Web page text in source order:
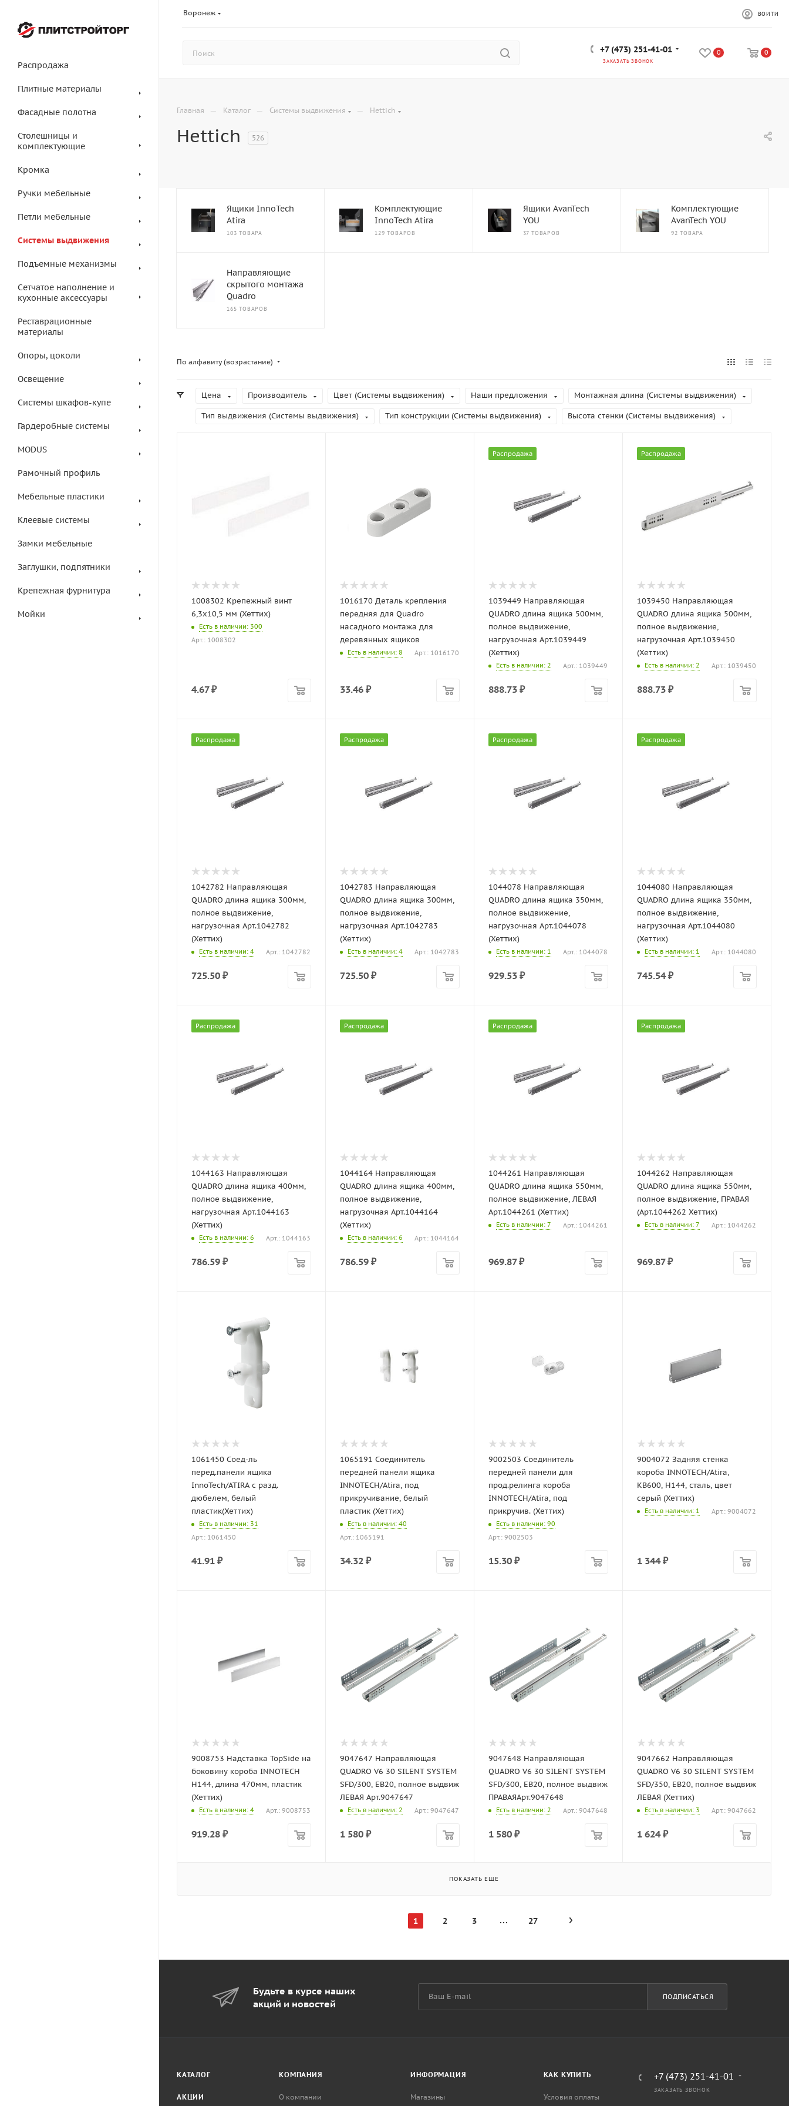
Воронеж ВОЙТИ
+7 (473) 251-41-01
ЗАКАЗАТЬ ЗВОНОК
0 0
Распродажа
Плитные материалы
Фасадные полотна
Столешницы и
комплектующие
Кромка
Ручки мебельные
Петли мебельные
Системы выдвижения
Подъемные механизмы
Сетчатое наполнение и
кухонные аксессуары
Реставрационные
материалы
Опоры, цоколи
Освещение
Системы шкафов-купе
Гардеробные системы
MODUS
Рамочный профиль
Мебельные пластики
Клеевые системы
Замки мебельные
Заглушки, подпятники
Крепежная фурнитура
Мойки
Главная — Каталог — Системы выдвижения — Hettich
Hettich 526
Ящики InnoTech
Atira
103 ТОВАРА
Комплектующие
InnoTech Atira
129 ТОВАРОВ
Ящики AvanTech
YOU
37 ТОВАРОВ
Комплектующие
AvanTech YOU
92 ТОВАРА
Направляющие
скрытого монтажа
Quadro
165 ТОВАРОВ
По алфавиту (возрастание)
Цена Производитель Цвет (Системы выдвижения) Наши предложения Монтажная длина (Системы выдвижения)
Тип выдвижения (Системы выдвижения) Тип конструкции (Системы выдвижения) Высота стенки (Системы выдвижения)
1008302 Крепежный винт
6,3х10,5 мм (Хеттих)
Есть в наличии: 300
Арт.: 1008302
4.67₽
1016170 Деталь крепления
передняя для Quadro
насадного монтажа для
деревянных ящиков
Есть в наличии: 8 Арт.: 1016170
33.46 ₽
Распродажа
1039449 Направляющая
QUADRO длина ящика 500мм,
полное выдвижение,
нагрузочная Арт.1039449
(Хеттих)
Есть в наличии: 2 Арт.: 1039449
888.73 ₽
Распродажа
1039450 Направляющая
QUADRO длина ящика 500мм,
полное выдвижение,
нагрузочная Арт.1039450
(Хеттих)
Есть в наличии: 2 Арт.: 1039450
888.73 ₽
Распродажа
1042782 Направляющая
QUADRO длина ящика 300мм,
полное выдвижение,
нагрузочная Арт.1042782
(Хеттих)
Есть в наличии: 4 Арт.: 1042782
725.50 ₽
Распродажа
1042783 Направляющая
QUADRO длина ящика 300мм,
полное выдвижение,
нагрузочная Арт.1042783
(Хеттих)
Есть в наличии: 4 Арт.: 1042783
725.50 ₽
Распродажа
1044078 Направляющая
QUADRO длина ящика 350мм,
полное выдвижение,
нагрузочная Арт.1044078
(Хеттих)
Есть в наличии: 1 Арт.: 1044078
929.53 ₽
Распродажа
1044080 Направляющая
QUADRO длина ящика 350мм,
полное выдвижение,
нагрузочная Арт.1044080
(Хеттих)
Есть в наличии: 1 Арт.: 1044080
745.54₽
Распродажа
1044163 Направляющая
QUADRO длина ящика 400мм,
полное выдвижение,
нагрузочная Арт.1044163
(Хеттих)
Есть в наличии: 6 Арт.: 1044163
786.59 ₽
Распродажа
1044164 Направляющая
QUADRO длина ящика 400мм,
полное выдвижение,
нагрузочная Арт.1044164
(Хеттих)
Есть в наличии: 6 Арт.: 1044164
786.59 ₽
Распродажа
1044261 Направляющая
QUADRO длина ящика 550мм,
полное выдвижение, ЛЕВАЯ
Арт.1044261 (Хеттих)
Есть в наличии: 7 Арт.: 1044261
969.87₽
Распродажа
1044262 Направляющая
QUADRO длина ящика 550мм,
полное выдвижение, ПРАВАЯ
(Арт.1044262 Хеттих)
Есть в наличии: 7 Арт.: 1044262
969.87₽
1061450 Соед-ль
перед.панели ящика
InnoTech/ATIRA с разд.
дюбелем, белый
пластик(Хеттих)
Есть в наличии: 31
Арт.: 1061450
41.91 ₽
1065191 Соединитель
передней панели ящика
INNOTECH/Atira, под
прикручивание, белый
пластик (Хеттих)
Есть в наличии: 40
Арт.: 1065191
34.32 ₽
9002503 Соединитель
передней панели для
прод.релинга короба
INNOTECH/Atira, под
прикручив. (Хеттих)
Есть в наличии: 90
Арт.: 9002503
15.30 ₽
9004072 Задняя стенка
короба INNOTECH/Atira,
KB600, H144, сталь, цвет
серый (Хеттих)
Есть в наличии: 1 Арт.: 9004072
1 344₽
9008753 Надставка TopSide на
боковину короба INNOTECH
H144, длина 470мм, пластик
(Хеттих)
Есть в наличии: 4 Арт.: 9008753
919.28 ₽
9047647 Направляющая
QUADRO V6 30 SILENT SYSTEM
SFD/300, EB20, полное выдвиж
ЛЕВАЯ Арт.9047647
Есть в наличии: 2 Арт.: 9047647
1 580 ₽
9047648 Направляющая
QUADRO V6 30 SILENT SYSTEM
SFD/300, EB20, полное выдвиж
ПРАВАЯАрт.9047648
Есть в наличии: 2 Арт.: 9047648
1 580 ₽
9047662 Направляющая
QUADRO V6 30 SILENT SYSTEM
SFD/350, EB20, полное выдвиж
ЛЕВАЯ (Хеттих)
Есть в наличии: 3 Арт.: 9047662
1 624₽
ПОКАЗАТЬ ЕЩЕ
1 2 3 27
Будьте в курсе наших
акций и новостей
ПОДПИСАТЬСЯ
КАТАЛОГ
АКЦИИ
КОМПАНИЯ
О компании
ИНФОРМАЦИЯ
Магазины
КАК КУПИТЬ
Условия оплаты
+7 (473) 251-41-01
ЗАКАЗАТЬ ЗВОНОК